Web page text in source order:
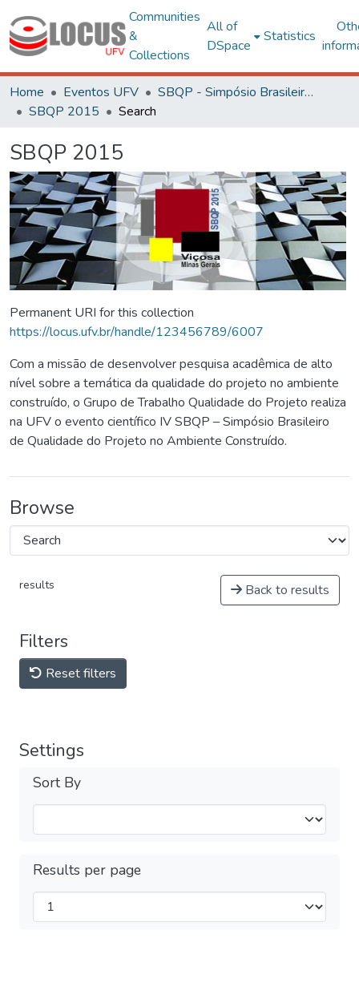
Communities
&
Collections
All of
DSpace
Statistics
Home Eventos UFV
SBQP - Simpósio Brasileiro de Qualidade do Projeto no Ambiente Construído
SBQP 2015
Search
SBQP 2015
Permanent URI for this collection
https://locus.ufv.br/handle/123456789/6007
Com a missão de desenvolver pesquisa acadêmica de alto
nível sobre a temática da qualidade do projeto no ambiente
construído, o Grupo de Trabalho Qualidade do Projeto realiza
na UFV o evento científico IV SBQP – Simpósio Brasileiro
de Qualidade do Projeto no Ambiente Construído.
Browse
results Back to results
Filters
Reset filters
Settings
Sort By
Results per page